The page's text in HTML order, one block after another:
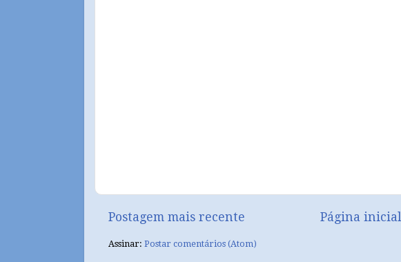
Postagem mais recente Página inicial
Assinar: Postar comentários (Atom)